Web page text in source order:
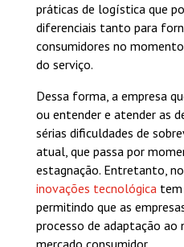
práticas de logística que
diferenciais tanto para
consumidores no
do serviço.
Dessa forma, a empresa
ou entender e atender as
sérias dificuldades de
atual, que passa por
estagnação. Entretanto,
inovações tecnológicatem
permitindo que as
processo de adaptação
mercado consumidor.